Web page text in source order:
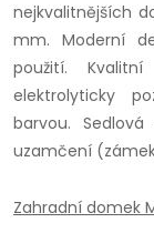
nejkvalitnějších
mm. Moderní
použití.
elektrolyticky
barvou.
uzamčení
Zahradní domek